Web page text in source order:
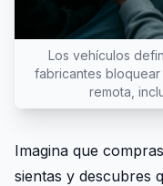
Los vehículos
fabricantes
remota,
Imagina que
sientas y descubres